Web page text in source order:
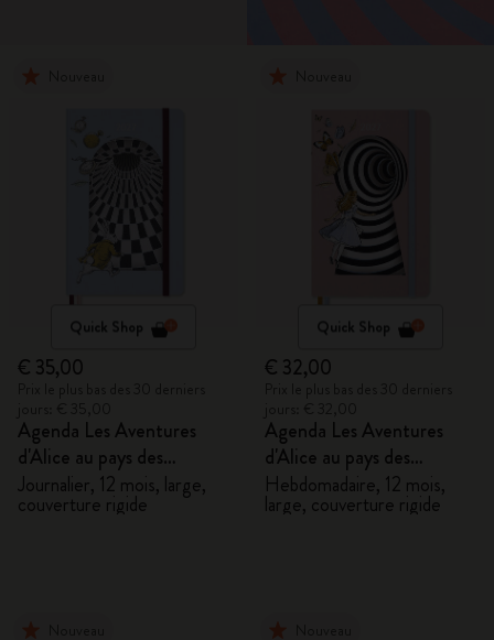
Quick Shop
€ 35,00
Agenda Les Aventures
d'Alice au pays des
merveilles 2027
Journalier, 12 mois, large,
couverture rigide
Quick Shop
€ 32,00
Agenda Les Aventures
d'Alice au pays des
merveilles 2027
Hebdomadaire, 12 mois,
large, couverture rigide